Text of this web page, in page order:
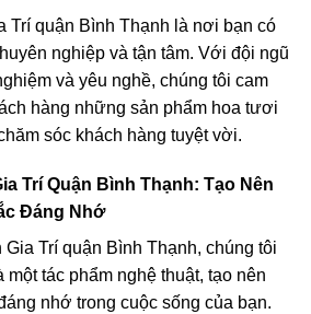
Trí quận Bình Thạnh là nơi bạn có
nghiệp và tận tâm. Với đội ngũ
và yêu nghề, chúng tôi cam
hàng những sản phẩm hoa tươi
sóc khách hàng tuyệt vời.
Trí Quận Bình Thạnh: Tạo Nên
Đáng Nhớ
Trí quận Bình Thạnh, chúng tôi
một tác phẩm nghệ thuật, tạo nên
nhớ trong cuộc sống của bạn.